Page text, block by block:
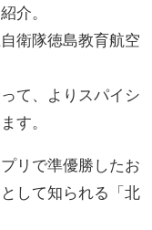
介。
衛隊徳島教育航空
て、よりスパイシ
す。
リで準優勝したお
して知られる「北